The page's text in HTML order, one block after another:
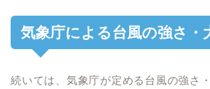
気象庁による台風の強さ・
続いては、気象庁が定める台風の強さ